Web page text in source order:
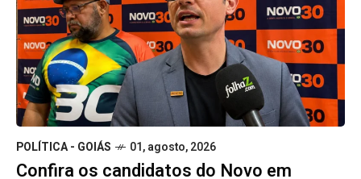
POLÍTICA - GOIÁS 01, agosto, 2026
Confira os candidatos do Novo em